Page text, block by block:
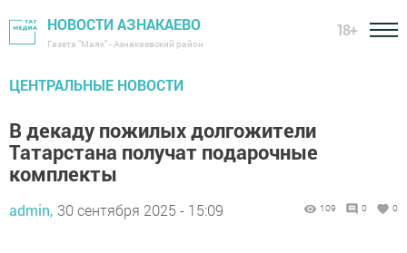
НОВОСТИ АЗНАКАЕВО
Газета "Маяк" - Азнакаевский район
18+
ЦЕНТРАЛЬНЫЕ НОВОСТИ
В декаду пожилых долгожители
Татарстана получат подарочные
комплекты
admin, 30 сентября 2025 - 15:09 109 0 0